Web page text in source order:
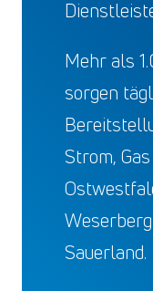
Mehr als
sorgen
Strom,
Sauerland.